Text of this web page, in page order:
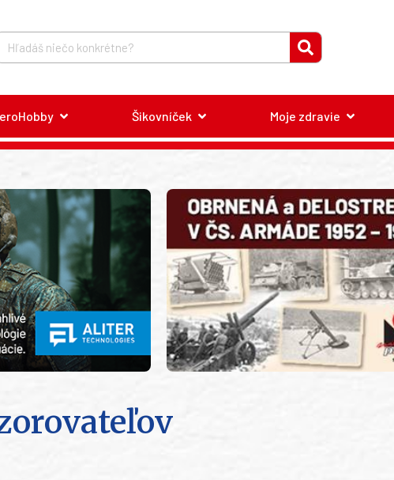
Šikovníček Moje zdravie